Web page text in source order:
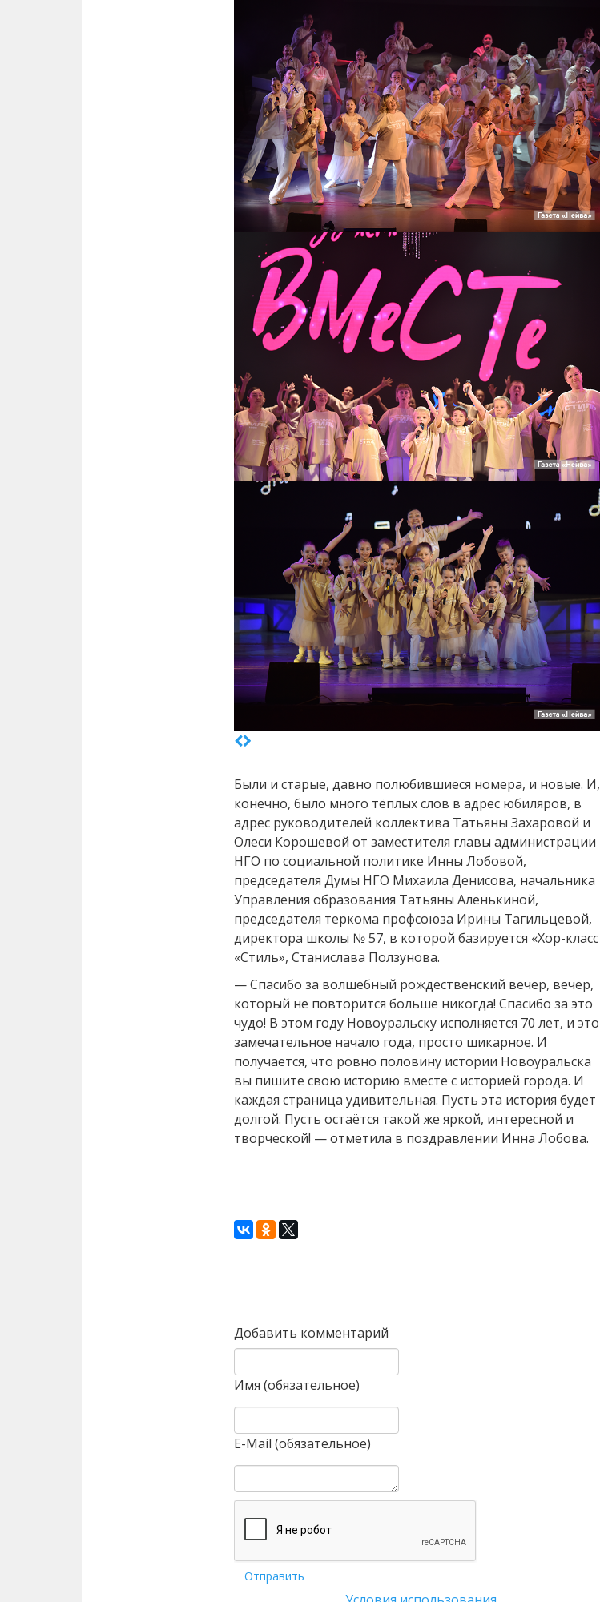
Были и старые, давно полюбившиеся номера, и новые. И,
конечно, было много тёплых слов в адрес юбиляров, в
адрес руководителей коллектива Татьяны Захаровой и
Олеси Корошевой от заместителя главы администрации
НГО по социальной политике Инны Лобовой,
председателя Думы НГО Михаила Денисова, начальника
Управления образования Татьяны Аленькиной,
председателя теркома профсоюза Ирины Тагильцевой,
директора школы № 57, в которой базируется «Хор-класс
«Стиль», Станислава Ползунова.
— Спасибо за волшебный рождественский вечер, вечер,
который не повторится больше никогда! Спасибо за это
чудо! В этом году Новоуральску исполняется 70 лет, и это
замечательное начало года, просто шикарное. И
получается, что ровно половину истории Новоуральска
вы пишите свою историю вместе с историей города. И
каждая страница удивительная. Пусть эта история будет
долгой. Пусть остаётся такой же яркой, интересной и
творческой! — отметила в поздравлении Инна Лобова.
Добавить комментарий
Имя (обязательное)
E-Mail (обязательное)
Отправить